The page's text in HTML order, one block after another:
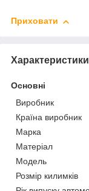
Приховати
Характеристики
Основні
Виробник
Країна виробник
Марка
Матеріал
Модель
Розмір килимків